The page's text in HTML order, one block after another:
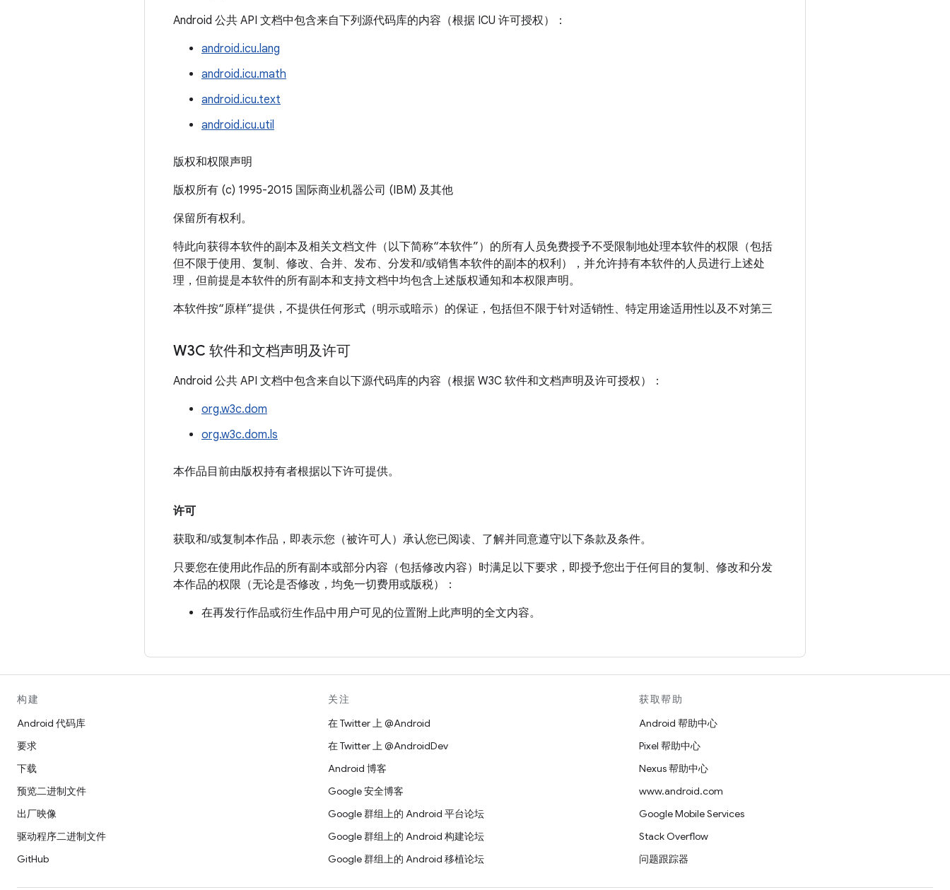
Android 公共 API 文档中包含来自下列源代码库的内容（根据 ICU 许可授权）：
android.icu.lang
android.icu.math
android.icu.text
android.icu.util
版权和权限声明
版权所有 (c) 1995-2015 国际商业机器公司 (IBM) 及其他
保留所有权利。
特此向获得本软件的副本及相关文档文件（以下简称“本软件”）的所有人员免费授予不受限制地处理本软件的权限（包括
但不限于使用、复制、修改、合并、发布、分发和/或销售本软件的副本的权利），并允许持有本软件的人员进行上述处
理，但前提是本软件的所有副本和支持文档中均包含上述版权通知和本权限声明。
本软件按“原样”提供，不提供任何形式（明示或暗示）的保证，包括但不限于针对适销性、特定用途适用性以及不对第三
造成的以及与使用本软件或本软件的性能相关的任何索赔，任何特殊、间接或结果性损害，或任何因本软件无法使用、数
据丢失或利润损失造成的损害，本声明中提到的版权持有者均不承担任何责任。
除非本声明中另有规定，否则在未事先征得版权持有者书面授权的情况下，不得在广告中或以其他形式使用版权持有者的
名称，对本软件的销售、使用或其他活动进行宣传。
W3C 软件和文档声明及许可
Android 公共 API 文档中包含来自以下源代码库的内容（根据 W3C 软件和文档声明及许可授权）：
org.w3c.dom
org.w3c.dom.ls
本作品目前由版权持有者根据以下许可提供。
许可
获取和/或复制本作品，即表示您（被许可人）承认您已阅读、了解并同意遵守以下条款及条件。
只要您在使用此作品的所有副本或部分内容（包括修改内容）时满足以下要求，即授予您出于任何目的复制、修改和分发
本作品的权限（无论是否修改，均免一切费用或版税）：
在再发行作品或衍生作品中用户可见的位置附上此声明的全文内容。
明。
URI] 复制的内容或根据 [W3C 文档的名称或 URI] 得出的内容。版权所有 © [年份] W3C®（MIT、ERCIM、Keio、
本作品按“原样”提供，且版权持有者不提供任何明示或暗示的声明或保证，包括但不限于针对适销性、任何特定用途适用
性或使用本软件或文档不会对任何第三方专利、版权、商标或其他权利构成侵权的保证。
对于因使用本软件或文档造成的任何直接、间接、特殊或结果性损害，版权持有者均不承担任何责任。
在未事先征得特定书面许可的情况下，不得在与本作品相关的广告或公共宣传内容中使用版权持有者的名称和商标。本作
构建
Android 代码库
要求
下载
预览二进制文件
出厂映像
驱动程序二进制文件
GitHub
关注
在 Twitter 上 @Android
在 Twitter 上 @AndroidDev
Android 博客
Google 安全博客
Google 群组上的 Android 平台论坛
Google 群组上的 Android 构建论坛
Google 群组上的 Android 移植论坛
获取帮助
Android 帮助中心
Pixel 帮助中心
Nexus 帮助中心
www.android.com
Google Mobile Services
Stack Overflow
问题跟踪器